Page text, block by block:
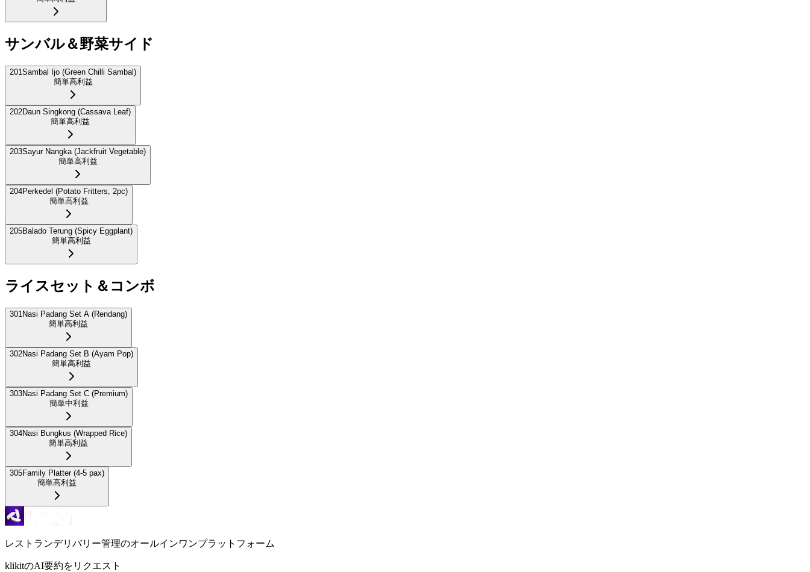
サンバル＆野菜サイド
201Sambal Ijo (Green Chilli Sambal)
簡単高利益
202Daun Singkong (Cassava Leaf)
簡単高利益
203Sayur Nangka (Jackfruit Vegetable)
簡単高利益
204Perkedel (Potato Fritters, 2pc)
簡単高利益
205Balado Terung (Spicy Eggplant)
簡単高利益
ライスセット＆コンボ
301Nasi Padang Set A (Rendang)
簡単高利益
302Nasi Padang Set B (Ayam Pop)
簡単高利益
303Nasi Padang Set C (Premium)
簡単中利益
304Nasi Bungkus (Wrapped Rice)
簡単高利益
305Family Platter (4-5 pax)
簡単高利益
レストランデリバリー管理のオールインワンプラットフォーム
klikitのAI要約をリクエスト